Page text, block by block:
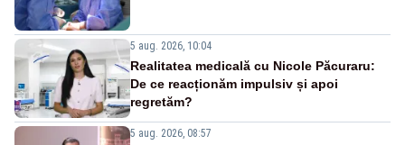
5 aug. 2026, 10:04
Realitatea medicală cu Nicole Păcuraru:
De ce reacționăm impulsiv și apoi
regretăm?
5 aug. 2026, 08:57